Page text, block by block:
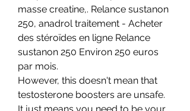
masse creatine,. Relance sustanon
250, anadrol traitement - Acheter
des stéroïdes en ligne Relance
sustanon 250 Environ 250 euros
par mois.
However, this doesn't mean that
testosterone boosters are unsafe.